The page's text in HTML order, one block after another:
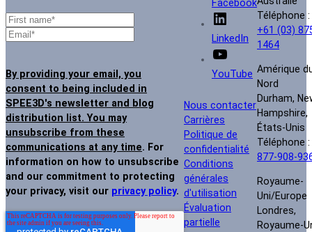
By providing your email, you
consent to being included in
SPEE3D's newsletter and blog
distribution list. You may
unsubscribe from these
communications at any time. For
information on how to unsubscribe
and our commitment to protecting
your privacy, visit our privacy policy.
Facebook
LinkedIn
YouTube
Nous contacter
Carrières
Politique de
confidentialité
Conditions
générales
d'utilisation
Évaluation
partielle
Téléphone :
+61 (03)
1464
Amérique
Nord
Durham,
Hampshire,
États-Unis
Téléphone :
877-908-
Royaume-
Uni/Europe
Londres,
Royaume-